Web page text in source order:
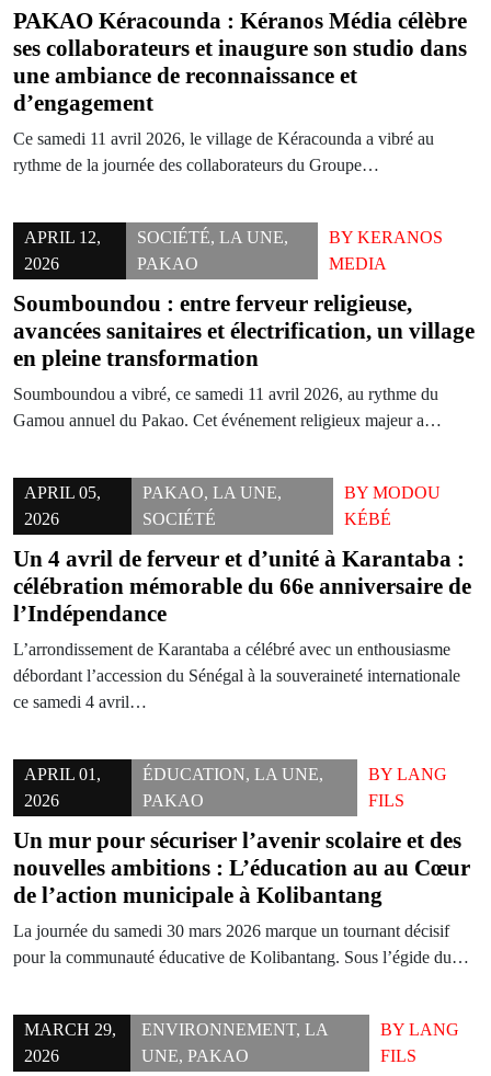
PAKAO Kéracounda : Kéranos Média célèbre
ses collaborateurs et inaugure son studio dans
une ambiance de reconnaissance et
d’engagement
Ce samedi 11 avril 2026, le village de Kéracounda a vibré au
rythme de la journée des collaborateurs du Groupe…
APRIL 12,
2026
SOCIÉTÉ, LA UNE,
PAKAO
BY KERANOS
MEDIA
Soumboundou : entre ferveur religieuse,
avancées sanitaires et électrification, un village
en pleine transformation
Soumboundou a vibré, ce samedi 11 avril 2026, au rythme du
Gamou annuel du Pakao. Cet événement religieux majeur a…
APRIL 05,
2026
PAKAO, LA UNE,
SOCIÉTÉ
BYMODOU
KÉBÉ
Un 4 avril de ferveur et d’unité à Karantaba :
célébration mémorable du 66e anniversaire de
l’Indépendance
L’arrondissement de Karantaba a célébré avec un enthousiasme
débordant l’accession du Sénégal à la souveraineté internationale
ce samedi 4 avril…
APRIL 01,
2026
ÉDUCATION, LA UNE,
PAKAO
BY LANG
FILS
Un mur pour sécuriser l’avenir scolaire et des
nouvelles ambitions : L’éducation au au Cœur
de l’action municipale à Kolibantang
La journée du samedi 30 mars 2026 marque un tournant décisif
pour la communauté éducative de Kolibantang. Sous l’égide du…
MARCH 29,
2026
ENVIRONNEMENT,LA
UNE,PAKAO
BY LANG
FILS